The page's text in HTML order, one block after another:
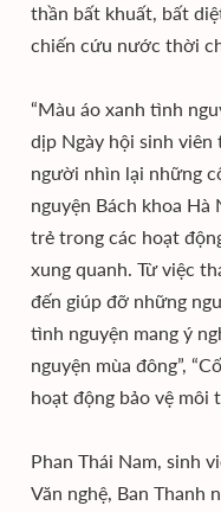
thần bất khuất, bất
chiến cứu nước thời
“Màu áo xanh tình
dịp Ngày hội sinh viên
người nhìn lại những
nguyện Bách khoa
trẻ trong các hoạt
xung quanh. Từ việc
đến giúp đỡ những
tình nguyện mang ý
nguyện mùa đông”,
hoạt động bảo vệ môi
Phan Thái Nam, sinh
Văn nghệ, Ban Thanh